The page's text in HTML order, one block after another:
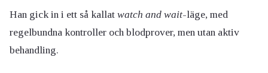
Han gick in i ett så kallat watch and wait-läge, med
regelbundna kontroller och blodprover, men utan aktiv
behandling.